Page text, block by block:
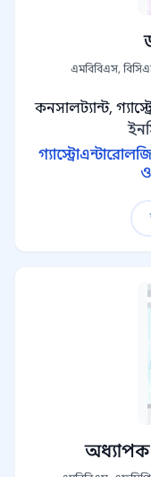
এমবিবিএস,
কনসালট্যান্ট,
ও
অধ্যাপক